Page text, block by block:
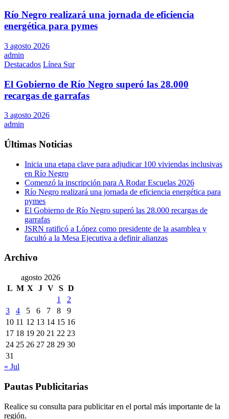
Río Negro realizará una jornada de eficiencia
energética para pymes
3 agosto 2026
admin
Destacados Línea Sur
El Gobierno de Río Negro superó las 28.000
recargas de garrafas
3 agosto 2026
admin
Últimas Noticias
Inicia una etapa clave para adjudicar 100 viviendas inclusivas
en Río Negro
Comenzó la inscripción para A Rodar Escuelas 2026
Río Negro realizará una jornada de eficiencia energética para
pymes
El Gobierno de Río Negro superó las 28.000 recargas de
garrafas
JSRN ratificó a López como presidente de la asamblea y
facultó a la Mesa Ejecutiva a definir alianzas
Archivo
agosto 2026
L M X J V S D
1
2
3
4 5 6 7 8
9
10 11 12 13 14 15 16
17 18 19 20 21 22 23
24 25 26 27 28 29 30
31
« Jul
Pautas Publicitarias
Realice su consulta para publicitar en el portal más importante de la
región.